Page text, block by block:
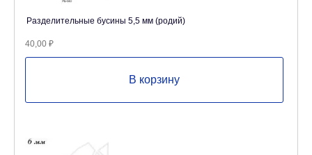
Разделительные бусины 5,5 мм (родий)
40,00 ₽
В корзину